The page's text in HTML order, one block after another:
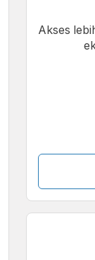
Akses